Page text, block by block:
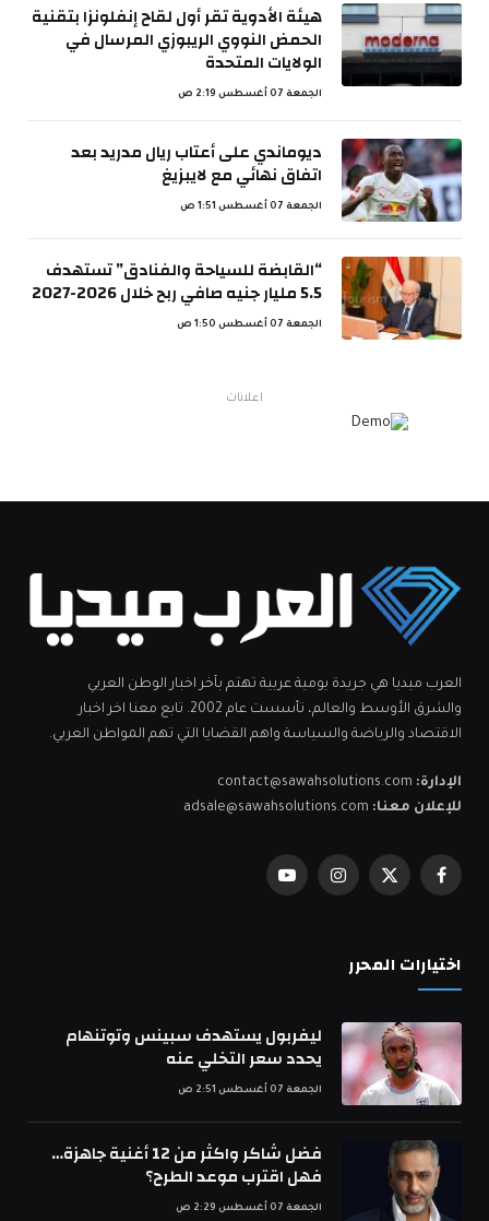
هيئة الأدوية تقر أول لقاح إنفلونزا بتقنية
الحمض النووي الريبوزي المرسال في
الولايات المتحدة
الجمعة 07 أغسطس 2:19 ص
ديوماندي على أعتاب ريال مدريد بعد
اتفاق نهائي مع لايبزيغ
الجمعة 07 أغسطس 1:51 ص
“القابضة للسياحة والفنادق” تستهدف
5.5 مليار جنيه صافي ربح خلال 2026-2027
الجمعة 07 أغسطس 1:50 ص
اعلانات
العرب ميديا هي جريدة يومية عربية تهتم بآخر اخبار الوطن العربي
والشرق الأوسط والعالم، تأسست عام 2002. تابع معنا اخر اخبار
الاقتصاد والرياضة والسياسة واهم القضايا التي تهم المواطن العربي.
الإدارة: contact@sawahsolutions.com
للإعلان معنا: adsale@sawahsolutions.com
فيسبوكX
الانستغراميوتيوب
اختيارات المحرر
ليفربول يستهدف سبينس وتوتنهام
يحدد سعر التخلي عنه
الجمعة 07 أغسطس 2:51 ص
فضل شاكر واكثر من 12 أغنية جاهزة…
فهل اقترب موعد الطرح؟
الجمعة 07 أغسطس 2:29 ص